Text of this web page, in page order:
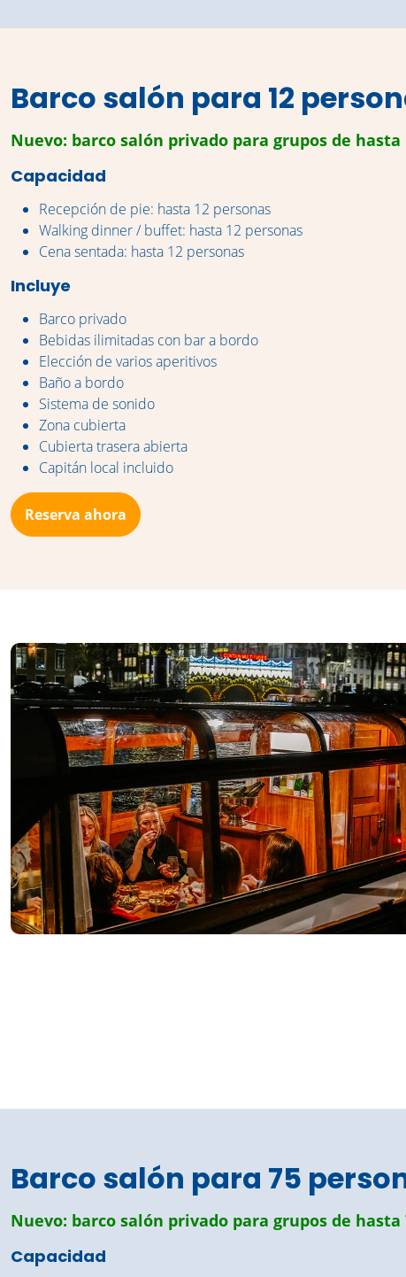
Barco salón para 12
Nuevo: barco salón privado para grupos de hasta
Capacidad
Recepción de pie: hasta 12 personas
Walking dinner / buffet: hasta 12 personas
Cena sentada: hasta 12 personas
Incluye
Barco privado
Bebidas ilimitadas con bar a bordo
Elección de varios aperitivos
Baño a bordo
Sistema de sonido
Zona cubierta
Cubierta trasera abierta
Capitán local incluido
Reserva ahora
Barco salón para 75
Nuevo: barco salón privado para grupos de hasta
Capacidad